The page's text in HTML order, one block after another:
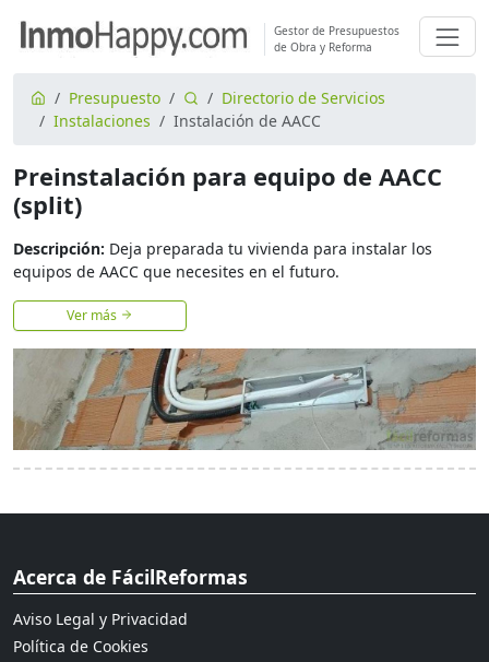
Gestor de Presupuestos
de Obra y Reforma
Presupuesto
Directorio de Servicios
Instalaciones
Instalación de AACC
Preinstalación para equipo de AACC
(split)
Descripción: Deja preparada tu vivienda para instalar los
equipos de AACC que necesites en el futuro.
Ver más
Acerca de FácilReformas
Aviso Legal y Privacidad
Política de Cookies